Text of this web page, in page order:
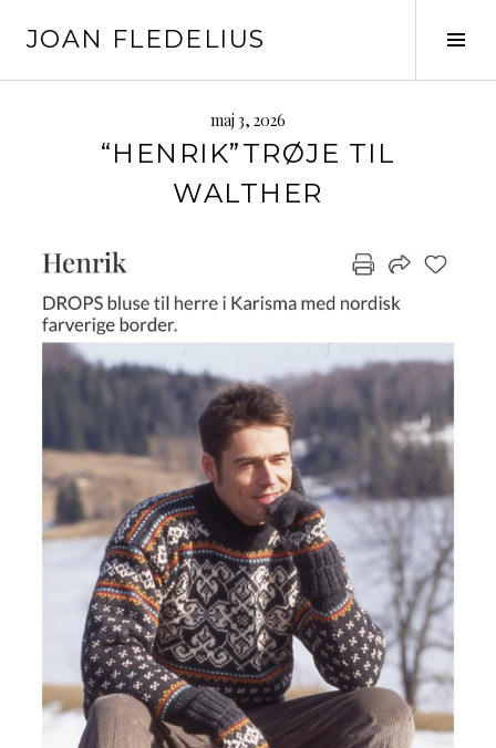
JOAN FLEDELIUS
maj 3, 2026
“HENRIK”TRØJE TIL
WALTHER